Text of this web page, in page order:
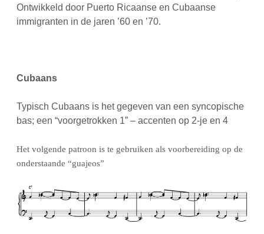
Ontwikkeld door Puerto Ricaanse en Cubaanse
immigranten in de jaren ’60 en ’70.
Cubaans
Typisch Cubaans is het gegeven van een syncopische
bas; een “voorgetrokken 1” – accenten op 2-je en 4
Het volgende patroon is te gebruiken als voorbereiding op de
onderstaande “guajeos”